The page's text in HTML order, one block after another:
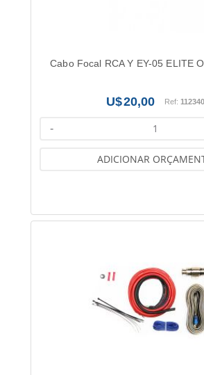
Cabo Focal RCA Y EY-05 ELITE
20,00 Ref: 112340
-
ADICIONAR